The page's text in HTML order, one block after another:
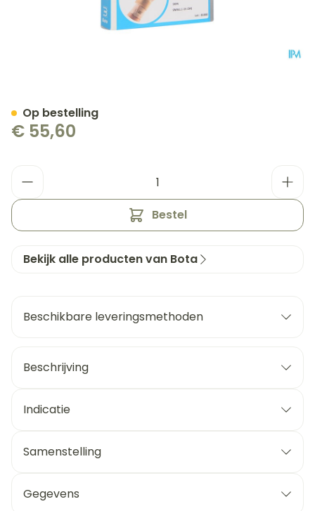
€ 55,60
Bestel
Op bestelling
Bekijk alle producten van Bota
Beschikbare leveringsmethoden
Beschrijving
Indicatie
Samenstelling
Gegevens